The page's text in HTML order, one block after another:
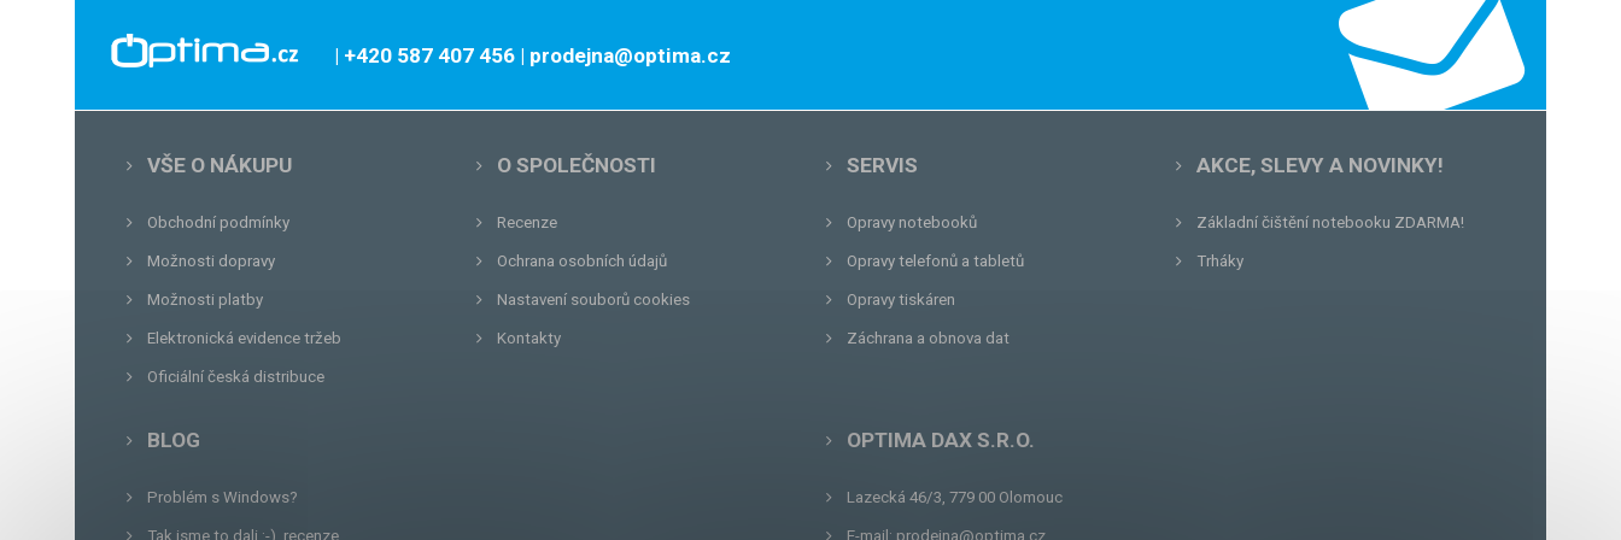
| +420 587 407 456 | prodejna@optima.cz
VŠE O NÁKUPU
Obchodní podmínky
Možnosti dopravy
Možnosti platby
Elektronická evidence tržeb
Oficiální česká distribuce
O SPOLEČNOSTI
Recenze
Ochrana osobních údajů
Nastavení souborů cookies
Kontakty
SERVIS
Opravy notebooků
Opravy telefonů a tabletů
Opravy tiskáren
Záchrana a obnova dat
AKCE, SLEVY A NOVINKY!
Základní čištění notebooku ZDARMA!
Trháky
BLOG
Problém s Windows?
Tak jsme to dali :-), recenze
OPTIMA DAX S.R.O.
Lazecká 46/3, 779 00 Olomouc
E-mail: prodejna@optima.cz